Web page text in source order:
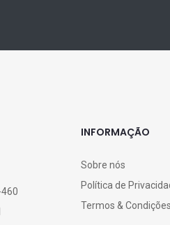
INFORMAÇÃO
Sobre nós
Política de
Termos & Condições